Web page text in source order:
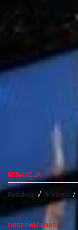
Można sobie
wysokie
jego celem jest
możliwy do
REDAKCJA
Redakcja Reklama
OBSERWUJ NAS